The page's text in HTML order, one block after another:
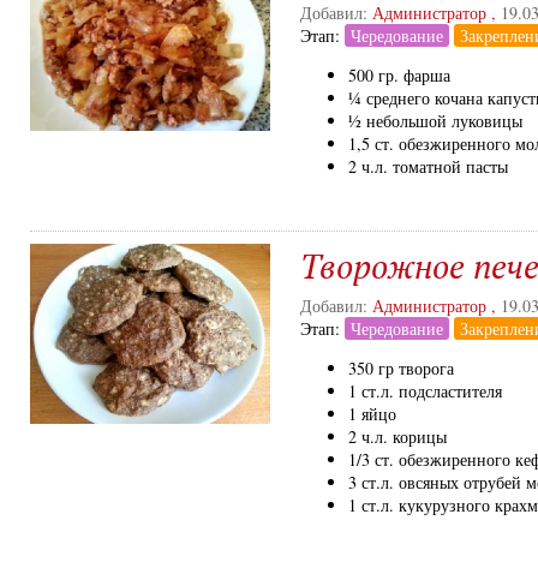
Добавил: Администратор ,
Этап: Чередование
500 гр. фарша
¼ среднего кочана
½ небольшой луковицы
1,5 ст. обезжиренного
2 ч.л. томатной пасты
Творожное
Добавил: Администратор ,
Этап: Чередование
350 гр творога
1 ст.л. подсластителя
1 яйцо
2 ч.л. корицы
1/3 ст. обезжиренного
3 ст.л. овсяных отрубей
1 ст.л. кукурузного